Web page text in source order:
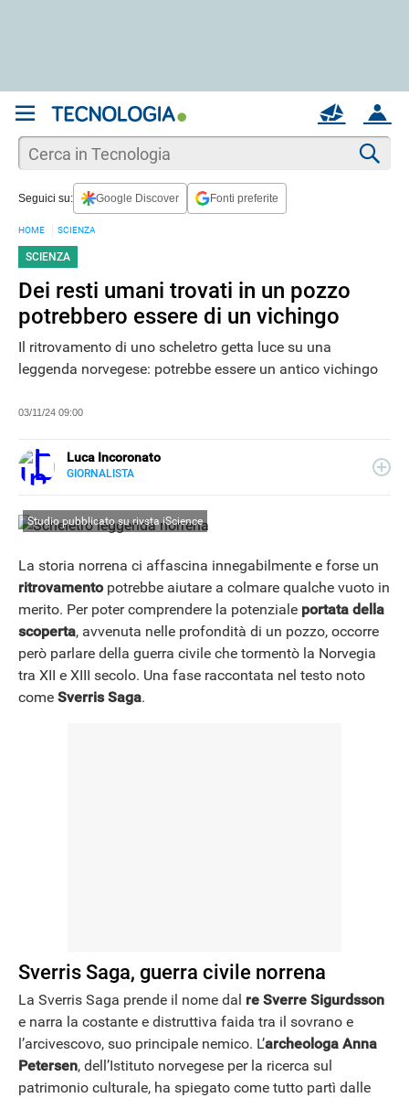
ACCOUNT
MAIL
Seguici su: Google Discover Fonti preferite
HOME SCIENZA
SCIENZA
Dei resti umani trovati in un pozzo
potrebbero essere di un vichingo
Il ritrovamento di uno scheletro getta luce su una
leggenda norvegese: potrebbe essere un antico vichingo
03/11/24 09:00
Luca Incoronato
GIORNALISTA
LINKEDIN
fisiche e online, così come in TV, come autore, giornalista
Studio pubblicato su rivsta iScience
La storia norrena ci affascina innegabilmente e forse un
ritrovamentopotrebbe aiutare a colmare qualche vuoto in
merito. Per poter comprendere la potenziale portata della
scoperta, avvenuta nelle profondità di un pozzo, occorre
però parlare della guerra civile che tormentò la Norvegia
tra XII e XIII secolo. Una fase raccontata nel testo noto
come Sverris Saga.
Sverris Saga, guerra civile norrena
La Sverris Saga prende il nome dal re Sverre Sigurdsson
e narra la costante e distruttiva faida tra il sovrano e
l’arcivescovo, suo principale nemico. L’archeologa Anna
Petersen, dell’Istituto norvegese per la ricerca sul
patrimonio culturale, ha spiegato come tutto partì dalle